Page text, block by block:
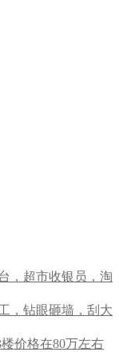
，超市收银员，淘
，钻眼砸墙，刮大
价格在80万左右